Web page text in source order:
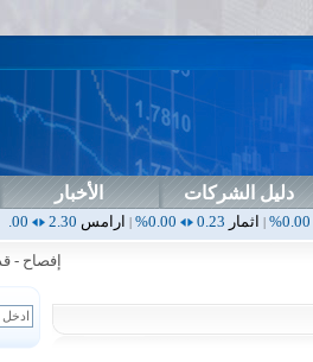
دليل الشركات الأخبار
|ارامس2.30
0.00%
|اربيل0.00
إفصاح -